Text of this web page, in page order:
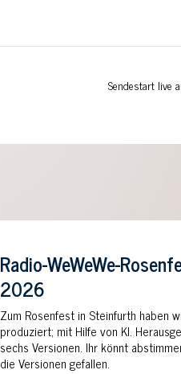
Sendestart live
Radio-WeWeWe-
2026
Zum Rosenfest in Steinfurth haben
produziert; mit Hilfe von KI.
sechs Versionen. Ihr könnt
die Versionen gefallen.